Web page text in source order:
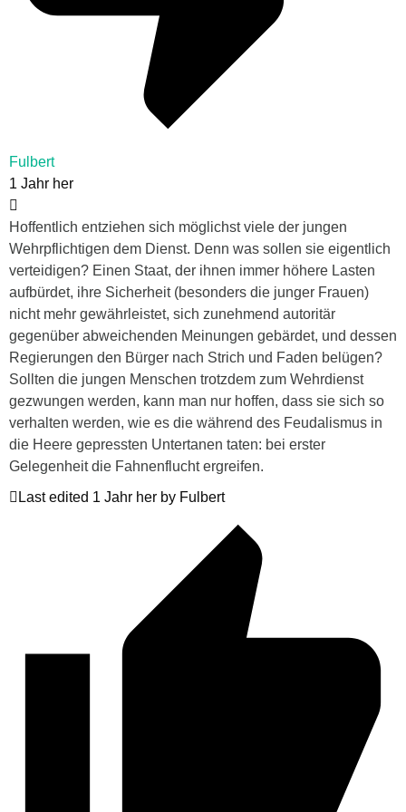
Fulbert
1 Jahr her
Hoffentlich entziehen sich möglichst viele der jungen
Wehrpflichtigen dem Dienst. Denn was sollen sie eigentlich
verteidigen? Einen Staat, der ihnen immer höhere Lasten
aufbürdet, ihre Sicherheit (besonders die junger Frauen)
nicht mehr gewährleistet, sich zunehmend autoritär
gegenüber abweichenden Meinungen gebärdet, und dessen
Regierungen den Bürger nach Strich und Faden belügen?
Sollten die jungen Menschen trotzdem zum Wehrdienst
gezwungen werden, kann man nur hoffen, dass sie sich so
verhalten werden, wie es die während des Feudalismus in
die Heere gepressten Untertanen taten: bei erster
Gelegenheit die Fahnenflucht ergreifen.
Last edited 1 Jahr her by Fulbert